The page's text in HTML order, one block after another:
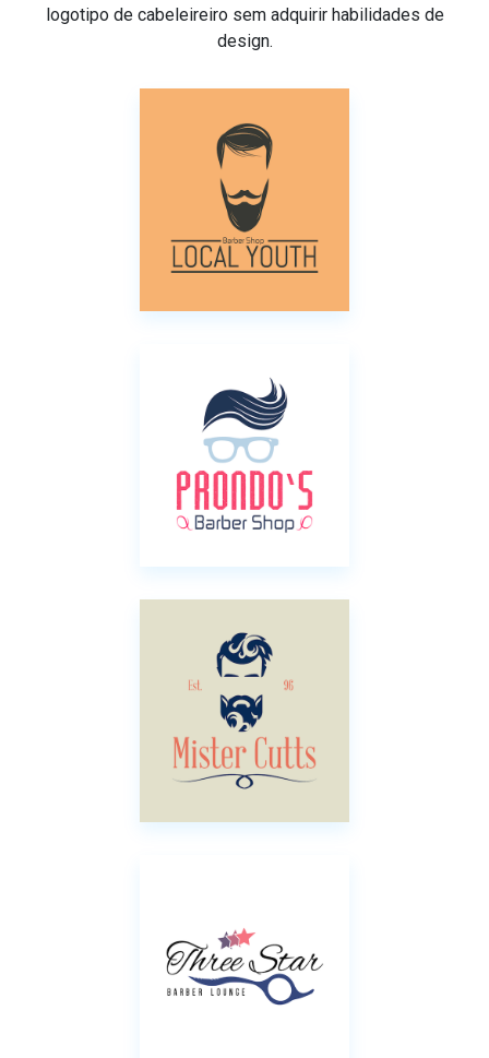
logotipo de cabeleireiro sem adquirir habilidades de
design.